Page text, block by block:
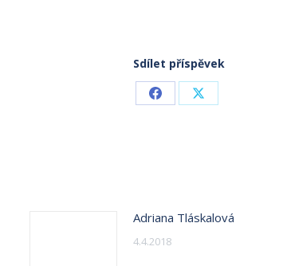
Sdílet příspěvek
Share Share
Adriana Tláskalová
4.4.2018